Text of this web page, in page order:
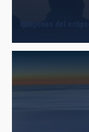
Imágenes del